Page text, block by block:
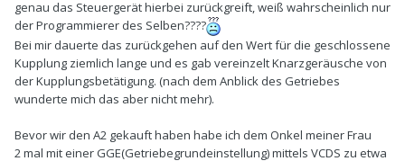
genau das Steuergerät hierbei zurückgreift, weiß wahrscheinlich nur
der Programmierer des Selben????
Bei mir dauerte das zurückgehen auf den Wert für die geschlossene
Kupplung ziemlich lange und es gab vereinzelt Knarzgeräusche von
der Kupplungsbetätigung. (nach dem Anblick des Getriebes
wunderte mich das aber nicht mehr).
Bevor wir den A2 gekauft haben habe ich dem Onkel meiner Frau
2 mal mit einer GGE(Getriebegrundeinstellung) mittels VCDS zu etwa